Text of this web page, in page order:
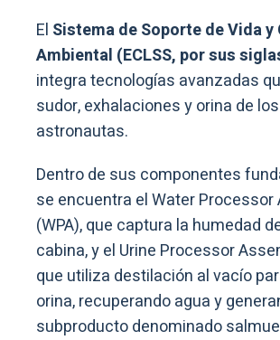
El Sistema de Soporte de Vida
Ambiental (ECLSS, por sus
integra tecnologías avanzadas
sudor, exhalaciones y orina de los
astronautas.
Dentro de sus componentes
se encuentra el Water
(WPA), que captura la humedad
cabina, y el Urine Processor
que utiliza destilación al vacío
orina, recuperando agua y
subproducto denominado